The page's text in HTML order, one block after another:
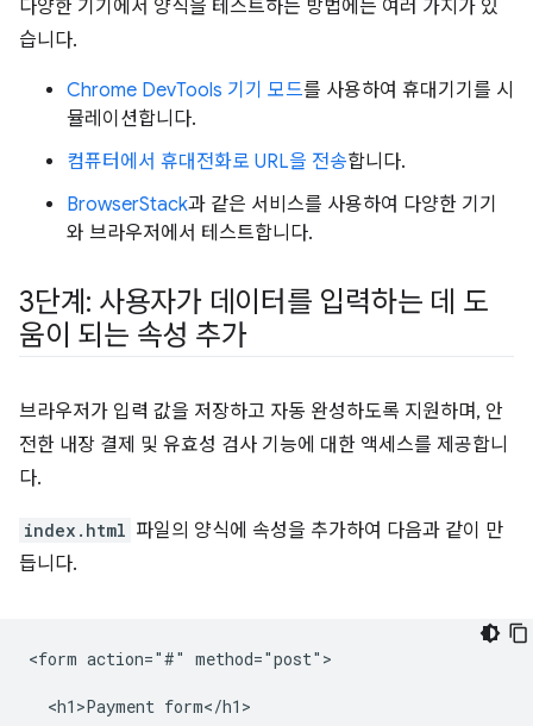
다양한 기기에서 양식을 테스트하는 방법에는 여러 가지가 있
습니다.
Chrome DevTools 기기 모드를 사용하여 휴대기기를 시
뮬레이션합니다.
컴퓨터에서 휴대전화로 URL을 전송합니다.
BrowserStack과 같은 서비스를 사용하여 다양한 기기
와 브라우저에서 테스트합니다.
3단계: 사용자가 데이터를 입력하는 데 도
움이 되는 속성 추가
브라우저가 입력 값을 저장하고 자동 완성하도록 지원하며, 안
전한 내장 결제 및 유효성 검사 기능에 대한 액세스를 제공합니
다.
index.html 파일의 양식에 속성을 추가하여 다음과 같이 만
듭니다.
<form action="#" method="post">
  <h1>Payment form</h1>